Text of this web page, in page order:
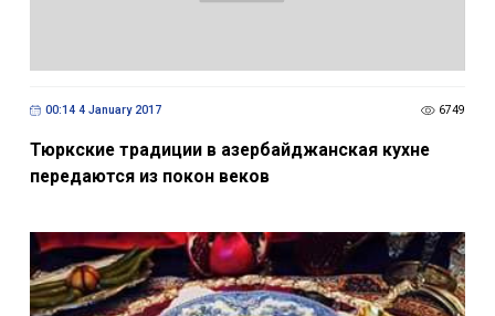
00:14 4 January 2017 6749
Тюркские традиции в азербайджанская кухне
передаются из покон веков